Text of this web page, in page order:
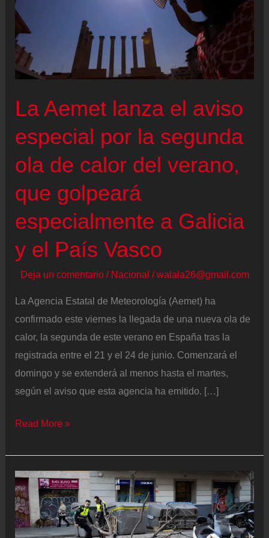
La Aemet lanza el aviso
especial por la segunda
ola de calor del verano,
que golpeará
especialmente a Galicia
y el País Vasco
Deja un comentario / Nacional /walala26@gmail.com
La Agencia Estatal de Meteorología (Aemet) ha
confirmado este viernes la llegada de una nueva ola de
calor, la segunda de este verano en España tras la
registrada entre el 21 y el 24 de junio. Comenzará el
domingo y se extenderá al menos hasta el martes,
según el aviso que esta agencia ha emitido. […]
La
lanza
el
aviso
especial
por
Read More »